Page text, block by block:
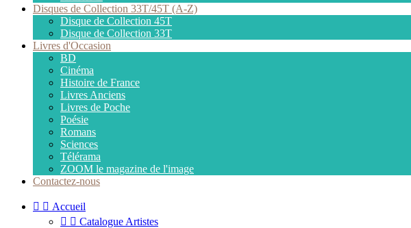
Disques de Collection 33T/45T (A-Z)
Disque de Collection 45T
Disque de Collection 33T
Livres d'Occasion
BD
Cinéma
Histoire de France
Livres Anciens
Livres de Poche
Poésie
Romans
Sciences
Télérama
ZOOM le magazine de l'image
Contactez-nous
  Accueil
  Catalogue Artistes